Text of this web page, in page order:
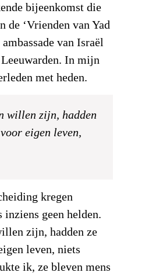
bijeenkomst die
de ‘Vrienden van Yad
van Israël
Leeuwarden. In mijn
met heden.
willen zijn, hadden
eigen leven,
kregen
geen helden.
zijn, hadden ze
leven, niets
ik, ze bleven mens